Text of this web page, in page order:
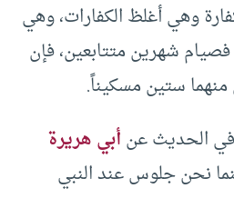
وهي أغلظ الكفارات، وهي
شهرين متتابعين، فإن
ستين مسكيناً.
الحديث عنأبي هريرة
نحن جلوس عند النبي